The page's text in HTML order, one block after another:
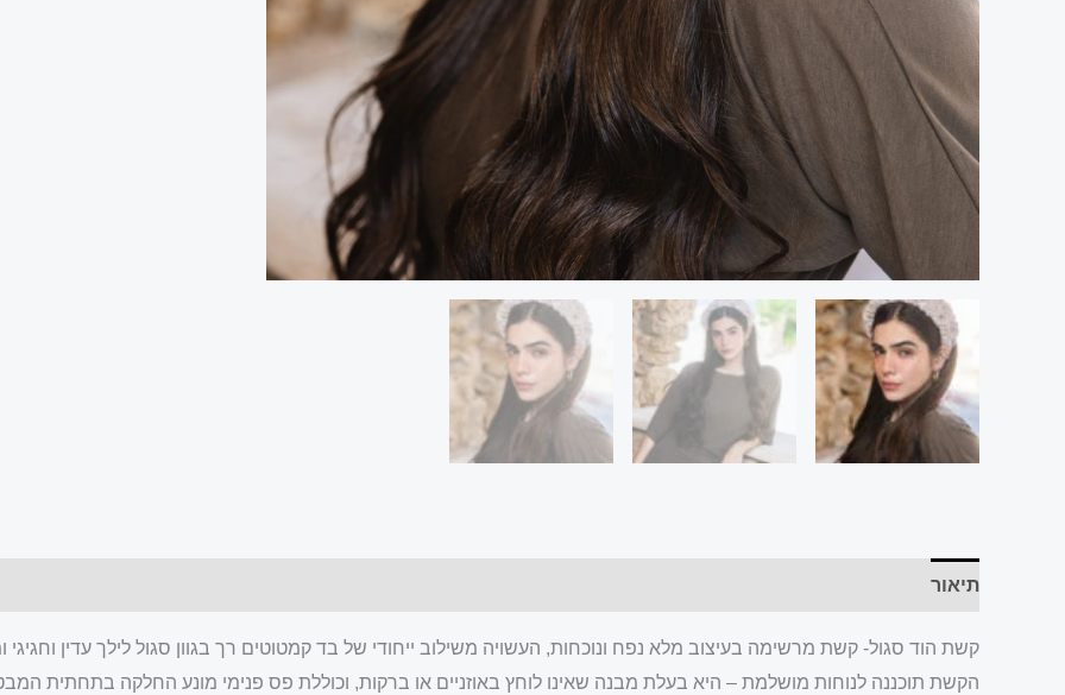
תיאור
קשת הוד סגול- קשת מרשימה בעיצוב מלא נפח ונוכחות, העשויה משילוב ייחודי של בד קמטוטים רך בגוון סגול לילך עדין
הקשת תוכננה לנוחות מושלמת – היא בעלת מבנה שאינו לוחץ באוזניים או ברקות, וכוללת פס פנימי מונע החלקה בתחתית